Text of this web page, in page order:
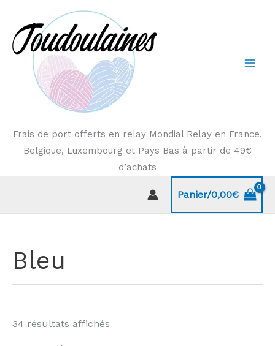
contenu
Frais de port offerts en relay Mondial Relay en France,
Belgique, Luxembourg et Pays Bas à partir de 49€
d’achats
Panier/0,00€
Bleu
34 résultats affichés